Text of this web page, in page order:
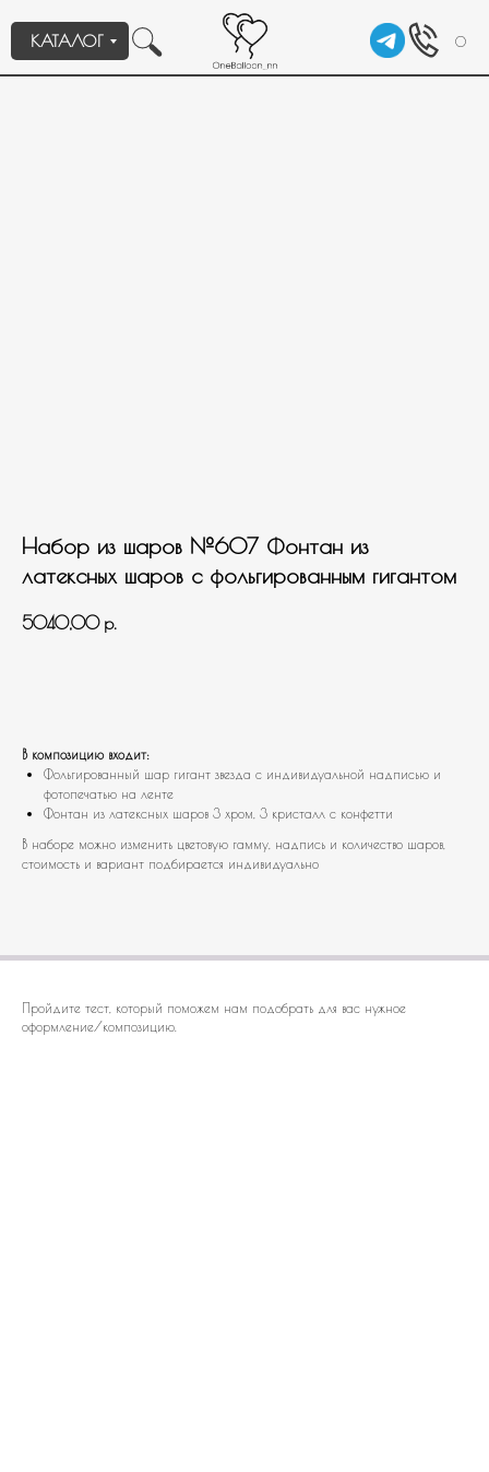
0
КАТАЛОГ
Набор из шаров №607 Фонтан из
латексных шаров с фольгированным гигантом
5040,00 р.
В композицию входит:
Фольгированный шар гигант звезда с индивидуальной надписью и
фотопечатью на ленте
Фонтан из латексных шаров 3 хром, 3 кристалл с конфетти
В наборе можно изменить цветовую гамму, надпись и количество шаров,
стоимость и вариант подбирается индивидуально
Пройдите тест, который поможем нам подобрать для вас нужное
оформление/композицию.